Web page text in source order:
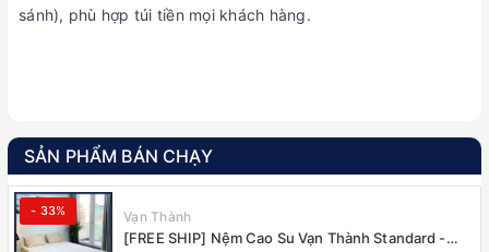
sánh), phù hợp túi tiền mọi khách hàng.
SẢN PHẨM BÁN CHẠY
- 33% Vạn Thành
[FREE SHIP] Nệm Cao Su Vạn Thành Standard -